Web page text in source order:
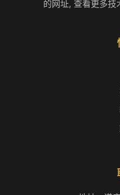
的网址, 查看更多技